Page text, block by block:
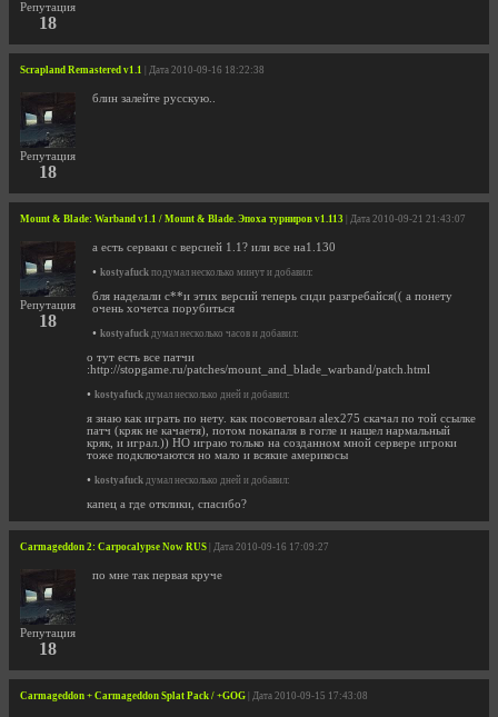
Репутация
18
Scrapland Remastered v1.1 | Дата 2010-09-16 18:22:38
Репутация
18
блин залейте русскую..
Mount & Blade: Warband v1.1 / Mount & Blade. Эпоха турниров v1.113 | Дата 2010-09-21 21:43:07
Репутация
18
а есть серваки с версией 1.1? или все на1.130
• kostyafuck подумал несколько минут и добавил:
бля наделали с**и этих версий теперь сиди разгребайся(( а понету
очень хочетса порубиться
• kostyafuck думал несколько часов и добавил:
о тут есть все патчи
:http://stopgame.ru/patches/mount_and_blade_warband/patch.html
• kostyafuck думал несколько дней и добавил:
я знаю как играть по нету. как посоветовал alex275 скачал по той ссылке
патч (кряк не качаетя), потом покапаля в гогле и нашел нармальный
кряк, и играл.)) НО играю только на созданном мной сервере игроки
тоже подключаются но мало и всякие америкосы
• kostyafuck думал несколько дней и добавил:
капец а где отклики, спасибо?
Carmageddon 2: Carpocalypse Now RUS | Дата 2010-09-16 17:09:27
Репутация
18
по мне так первая круче
Carmageddon + Carmageddon Splat Pack / +GOG | Дата 2010-09-15 17:43:08